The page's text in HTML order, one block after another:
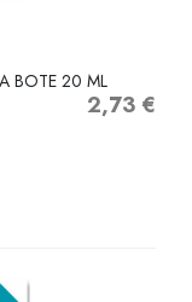
BOTE 20 ML
Precio
2,73 €